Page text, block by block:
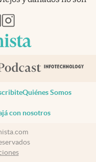
pestañapestaña
en nueva pestaña
abre en nueva pestaña
abre en nueva pestaña
Quiénes Somos
con nosotros